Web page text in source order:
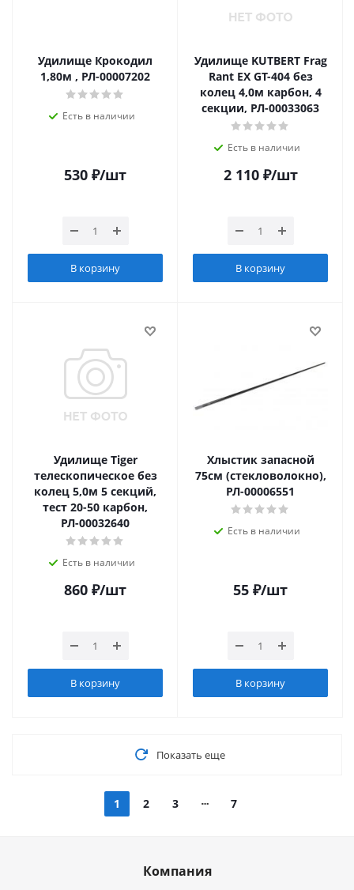
Удилище Крокодил
1,80м , РЛ-00007202
Есть в наличии
530 ₽/шт
В корзину
Удилище KUTBERT Frag
Rant EX GT-404 без
колец 4,0м карбон, 4
секции, РЛ-00033063
Есть в наличии
2 110₽/шт
В корзину
Удилище Tiger
телескопическое без
колец 5,0м 5 секций,
тест 20-50 карбон,
РЛ-00032640
Есть в наличии
860 ₽/шт
В корзину
Хлыстик запасной
75см (стекловолокно),
РЛ-00006551
Есть в наличии
55 ₽/шт
В корзину
Показать еще
1 2 3 7
Компания